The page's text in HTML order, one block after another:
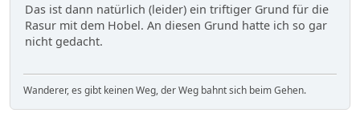
Das ist dann natürlich (leider) ein triftiger Grund für die
Rasur mit dem Hobel. An diesen Grund hatte ich so gar
nicht gedacht.
Wanderer, es gibt keinen Weg, der Weg bahnt sich beim Gehen.